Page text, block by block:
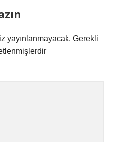
yayınlanmayacak. Gerekli